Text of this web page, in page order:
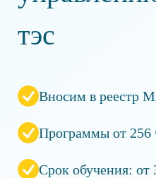
тэс
Вносим в реестр
Программы от 256
Срок обучения: от